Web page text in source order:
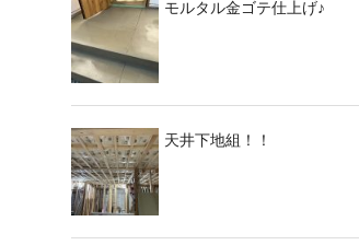
モルタル金ゴテ仕上げ♪
天井下地組！！